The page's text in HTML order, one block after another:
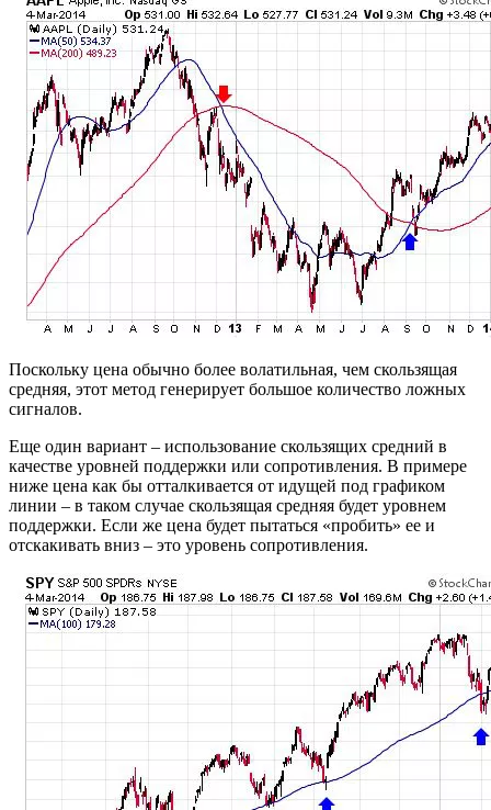
Поскольку цена обычно более волатильная, чем скользящая
средняя, этот метод генерирует большое количество ложных
сигналов.
Еще один вариант – использование скользящих средний в
качестве уровней поддержки или сопротивления. В примере
ниже цена как бы отталкивается от идущей под графиком
линии – в таком случае скользящая средняя будет уровнем
поддержки. Если же цена будет пытаться «пробить» ее и
отскакивать вниз – это уровень сопротивления.